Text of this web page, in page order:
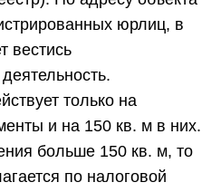
юрлиц, в
вестись
только на
и на 150 кв. м в них.
больше 150 кв. м, то
по налоговой